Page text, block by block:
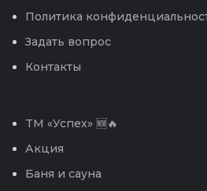
Политика
Задать вопрос
Контакты
TM «Успех» 🆕🔥
Акция
Баня и сауна